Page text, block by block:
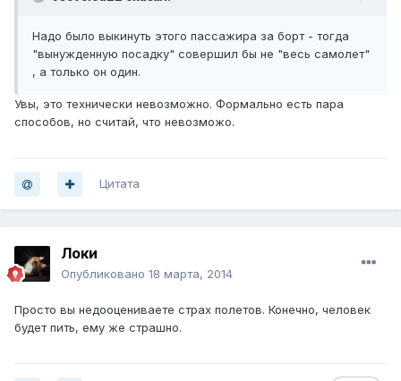
Надо было выкинуть этого пассажира за борт - тогда
"вынужденную посадку" совершил бы не "весь самолет"
, а только он один.
Увы, это технически невозможно. Формально есть пара
способов, но считай, что невозможо.
Цитата
Локи
Опубликовано 18 марта, 2014
Просто вы недооцениваете страх полетов. Конечно, человек
будет пить, ему же страшно.